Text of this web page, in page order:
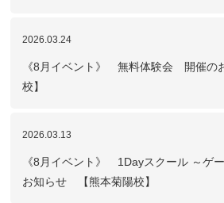
2026.03.24
《8月イベント》 無料体験会 開催の
校】
2026.03.13
《8月イベント》 1Dayスクール ～ゲ
お知らせ 【熊本菊陽校】